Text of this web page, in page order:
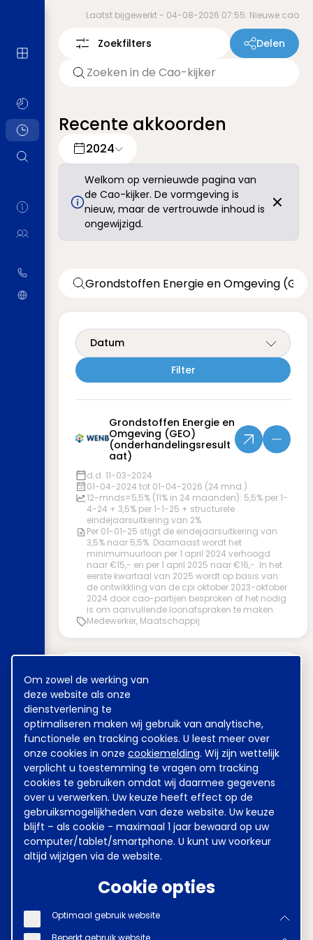
Cookie
melding
Om zowel de werking van
deze website als onze
dienstverlening te
optimaliseren maken wij gebruik van analytische,
functionele en tracking cookies. U leest meer over
onze cookies in onze cookiemelding. Wij zijn wettelijk
verplicht u toestemming te vragen om tracking
cookies te gebruiken omdat wij daarmee gegevens
over u verwerken. Uw keuze heeft effect op de
gebruiksmogelijkheden van deze website. Uw keuze
blijft – als cookie - maximaal 1 jaar bewaard op uw
computer/tablet/smartphone. U kunt uw voorkeur
altijd wijzigen via de website.
Cookie opties
Optimaal gebruik website
Beperkt gebruik website
Laatst bijgewerkt - 04-08-2026 07:55: Nieuwe cao
Zoekfilters Delen
Recente akkoorden
2024
Welkom op vernieuwde pagina van
de Cao-kijker. De vormgeving is
nieuw, maar de vertrouwde inhoud is
ongewijzigd.
Datum
Grondstoffen Energie en
Omgeving (GEO)
(onderhandelingsresult
aat)
d.d. 11-03-2024
01-04-2024 tot 01-04-2026 (24 mnd.)
12-mnds=5,5% (11% in 24 maanden): 5,5% per 1-
4-24 + 3,5% per 1-1-25 + structurele
eindejaarsuitkering van 2%
Per 01-01-25 stijgt de eindejaarsuitkering van
3,5% naar 5,5%. Daarnaast wordt het
minimumuurloon per 1 april 2024 verhoogd
naar €15,- en per 1 april 2025 naar €16,-. In het
eerste kwartaal van 2025 wordt op basis van
de ontwikkling van de cpi oktober 2023-oktober
2024 door cao-partijen besproken of het nodig
is om aanvullende loonafspraken te maken.
Medewerker, Maatschappij
Meest gezocht
Achmea Sweco
Kinderovang DSM
Grondstoffen Energie en
Omgeving (GEO)
Heineken ABN AMRO
Waterschappen
Metaal en Techniek
Verzekeraars